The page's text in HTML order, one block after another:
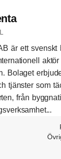
är ett svenskt
Bolaget
tjänster som
från